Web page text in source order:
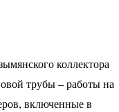
коллектора
трубы – работы на
включенные в